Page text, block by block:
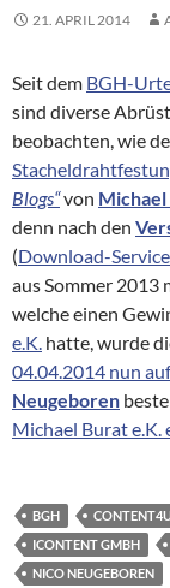
21. APRIL 2014
Seit dem BGH-
sind diverse
beobachten, wie
Blogs“von
denn nach den
(Download-
aus Sommer 2013
welche einen
e.K. hatte, wurde
04.04.2014 nun
Neugeboren
Michael Burat e.K.
BGH
ICONTENT GMBH
NICO NEUGEBOREN